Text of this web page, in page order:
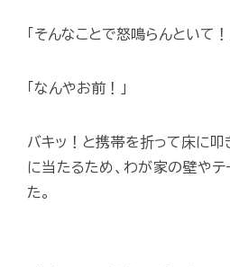
「そんなことで怒鳴らんといて！
「なんやお前！」
バキッ！と携帯を折って床に叩
に当たるため、わが家の壁やテ
た。